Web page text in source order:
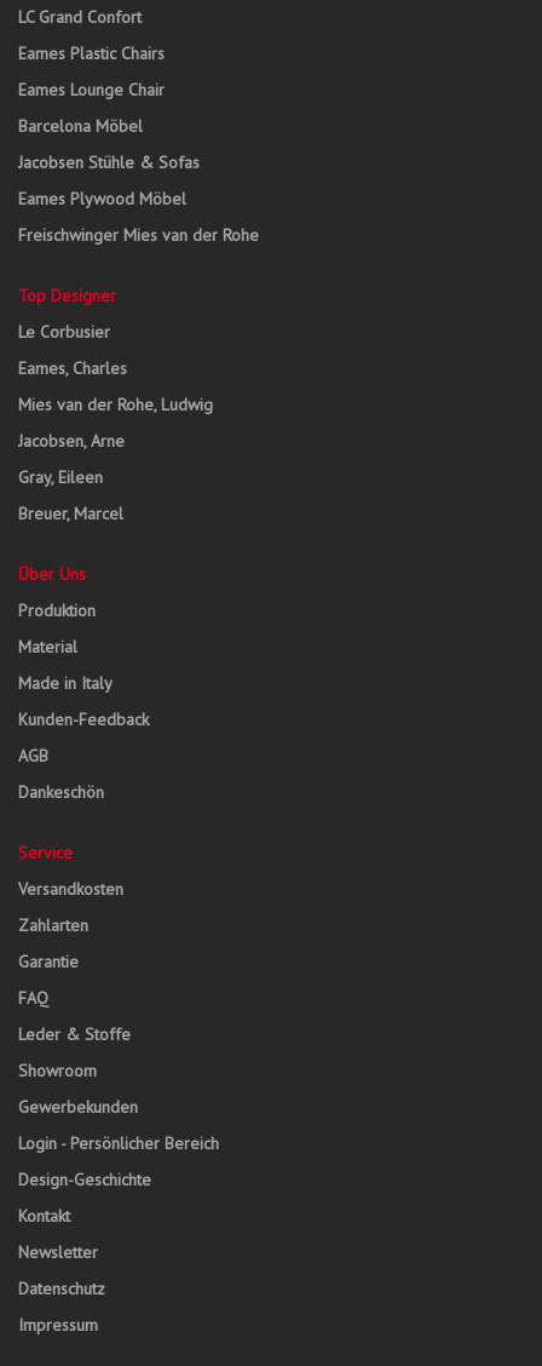
LC Grand Confort
Eames Plastic Chairs
Eames Lounge Chair
Barcelona Möbel
Jacobsen Stühle & Sofas
Eames Plywood Möbel
Freischwinger Mies van der Rohe
Top Designer
Le Corbusier
Eames, Charles
Mies van der Rohe, Ludwig
Jacobsen, Arne
Gray, Eileen
Breuer, Marcel
Über Uns
Produktion
Material
Made in Italy
Kunden-Feedback
AGB
Dankeschön
Service
Versandkosten
Zahlarten
Garantie
FAQ
Leder & Stoffe
Showroom
Gewerbekunden
Login - Persönlicher Bereich
Design-Geschichte
Kontakt
Newsletter
Datenschutz
Impressum